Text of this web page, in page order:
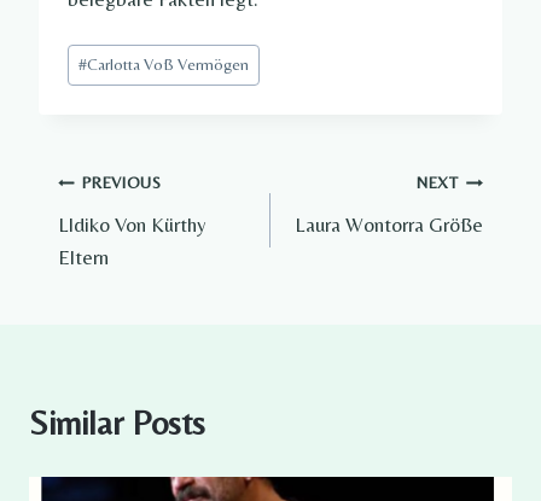
Post
Tags:
#Carlotta Voß Vermögen
Post
navigation
PREVIOUS
Lldiko Von Kürthy
Eltern
NEXT
Laura Wontorra Größe
Similar Posts